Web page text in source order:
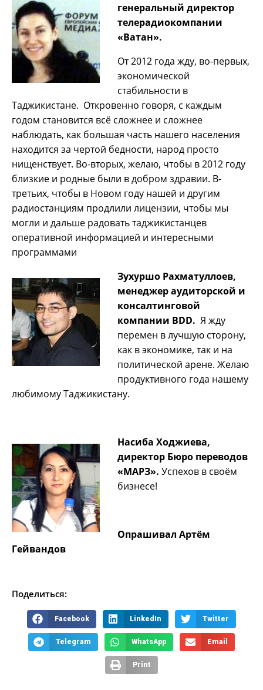
генеральный директор
телерадиокомпании
«Ватан».
От 2012 года жду, во-первых,
экономической
стабильности в
Таджикистане. Откровенно говоря, с каждым
годом становится всё сложнее и сложнее
наблюдать, как большая часть нашего населения
находится за чертой бедности, народ просто
нищенствует. Во-вторых, желаю, чтобы в 2012 году
близкие и родные были в добром здравии. В-
третьих, чтобы в Новом году нашей и другим
радиостанциям продлили лицензии, чтобы мы
могли и дальше радовать таджикистанцев
оперативной информацией и интересными
программами
Зухуршо Рахматуллоев,
менеджер аудиторской и
консалтинговой
компании BDD. Я жду
перемен в лучшую сторону,
как в экономике, так и на
политической арене. Желаю
продуктивного года нашему
любимому Таджикистану.
Насиба Ходжиева,
директор Бюро переводов
«МАРЗ». Успехов в своём
бизнесе!
Опрашивал Артём
Гейвандов
Поделиться:
Facebook LinkedIn Twitter
Telegram WhatsApp Email
Print